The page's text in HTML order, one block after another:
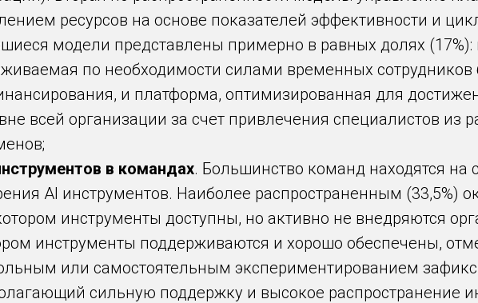
ресурсов на основе показателей эффективности и
модели представлены примерно в равных долях
по необходимости силами временных сотрудников
и платформа, оптимизированная для
всей организации за счет привлечения специалистов из
в командах. Большинство команд находятся на
AI инструментов. Наиболее распространенным (33,5%)
инструменты доступны, но активно не внедряются
инструменты поддерживаются и хорошо обеспечены,
или самостоятельным экспериментированием
сильную поддержку и высокое распространение